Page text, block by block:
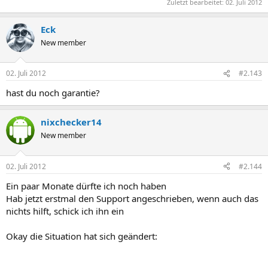
Zuletzt bearbeitet: 02. Juli 2012
Eck
New member
02. Juli 2012 #2.143
hast du noch garantie?
nixchecker14
New member
02. Juli 2012 #2.144
Ein paar Monate dürfte ich noch haben
Hab jetzt erstmal den Support angeschrieben, wenn auch das
nichts hilft, schick ich ihn ein
Okay die Situation hat sich geändert: